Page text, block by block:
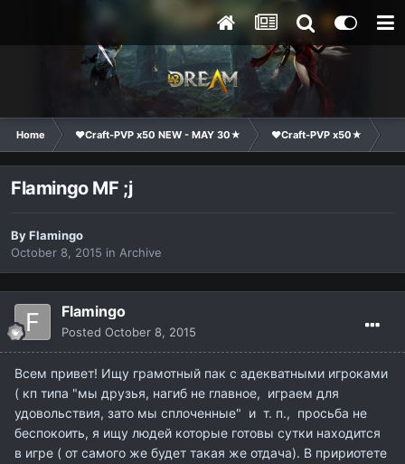
Home ❤Craft-PVP x50 NEW - MAY 30★ ❤Craft-PVP x50★
Flamingo MF ;j
ByFlamingo
October 8, 2015 in Archive
Flamingo
Posted October 8, 2015
Всем привет! Ищу грамотный пак с адекватными игроками
( кп типа "мы друзья, нагиб не главное, играем для
удовольствия, зато мы сплоченные" и т. п., просьба не
беспокоить, я ищу людей которые готовы сутки находится
в игре ( от самого же будет такая же отдача). В пририотете